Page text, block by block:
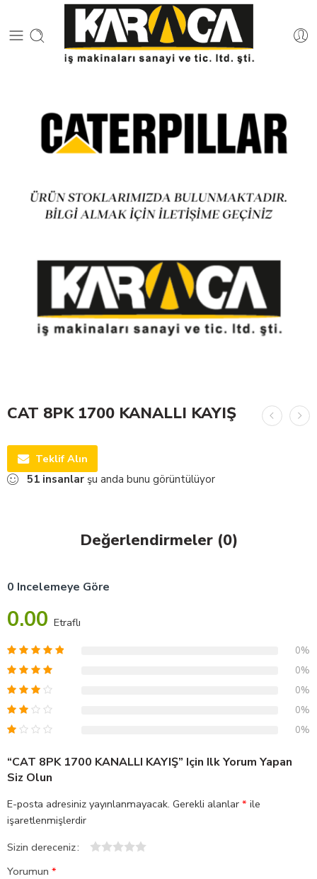
CAT 8PK 1700 KANALLI KAYIŞ
Teklif Alın
51 insanlar şu anda bunu görüntülüyor
Değerlendirmeler (0)
0 Incelemeye Göre
0.00 Etraflı
0%
0%
0%
0%
0%
“CAT 8PK 1700 KANALLI KAYIŞ” Için Ilk Yorum Yapan
Siz Olun
E-posta adresiniz yayınlanmayacak. Gerekli alanlar * ile
işaretlenmişlerdir
Sizin dereceniz
Yorumun *